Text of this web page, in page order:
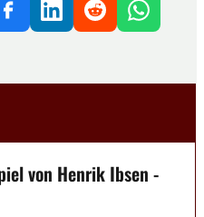
von Henrik Ibsen -